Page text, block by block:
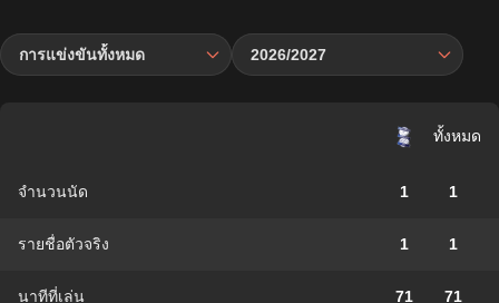
การแข่งขันทั้งหมด 2026/2027
ทั้งหมด
จำนวนนัด 1 1
รายชื่อตัวจริง 1 1
นาทีที่เล่น 71 71